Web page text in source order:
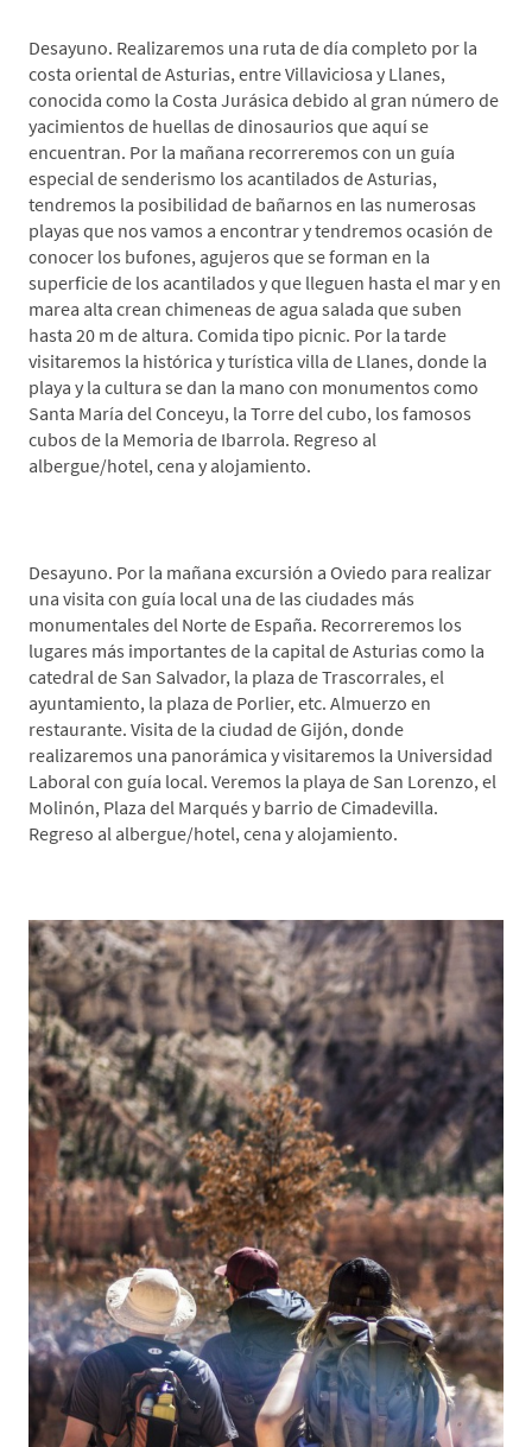
Desayuno. Realizaremos una ruta de día completo por la
costa oriental de Asturias, entre Villaviciosa y Llanes,
conocida como la Costa Jurásica debido al gran número de
yacimientos de huellas de dinosaurios que aquí se
encuentran. Por la mañana recorreremos con un guía
especial de senderismo los acantilados de Asturias,
tendremos la posibilidad de bañarnos en las numerosas
playas que nos vamos a encontrar y tendremos ocasión de
conocer los bufones, agujeros que se forman en la
superficie de los acantilados y que lleguen hasta el mar y en
marea alta crean chimeneas de agua salada que suben
hasta 20 m de altura. Comida tipo picnic. Por la tarde
visitaremos la histórica y turística villa de Llanes, donde la
playa y la cultura se dan la mano con monumentos como
Santa María del Conceyu, la Torre del cubo, los famosos
cubos de la Memoria de Ibarrola. Regreso al
albergue/hotel, cena y alojamiento.
Desayuno. Por la mañana excursión a Oviedo para realizar
una visita con guía local una de las ciudades más
monumentales del Norte de España. Recorreremos los
lugares más importantes de la capital de Asturias como la
catedral de San Salvador, la plaza de Trascorrales, el
ayuntamiento, la plaza de Porlier, etc. Almuerzo en
restaurante. Visita de la ciudad de Gijón, donde
realizaremos una panorámica y visitaremos la Universidad
Laboral con guía local. Veremos la playa de San Lorenzo, el
Molinón, Plaza del Marqués y barrio de Cimadevilla.
Regreso al albergue/hotel, cena y alojamiento.